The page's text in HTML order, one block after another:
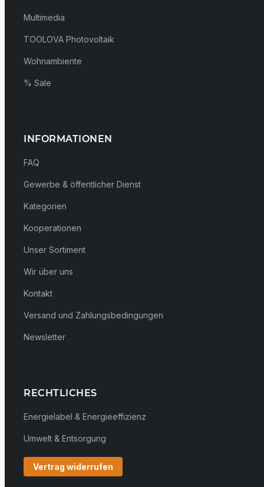
Multimedia
TOOLOVA Photovoltaik
Wohnambiente
% Sale
INFORMATIONEN
FAQ
Gewerbe & öffentlicher Dienst
Kategorien
Kooperationen
Unser Sortiment
Wir über uns
Kontakt
Versand und Zahlungsbedingungen
Newsletter
RECHTLICHES
Energielabel & Energieeffizienz
Umwelt & Entsorgung
Vertrag widerrufen